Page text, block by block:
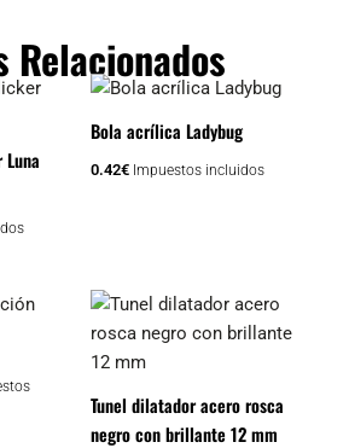
Relacionados
Bola acrílica Ladybug
0.42€ Impuestos incluidos
Tunel dilatador acero rosca
negro con brillante 12 mm